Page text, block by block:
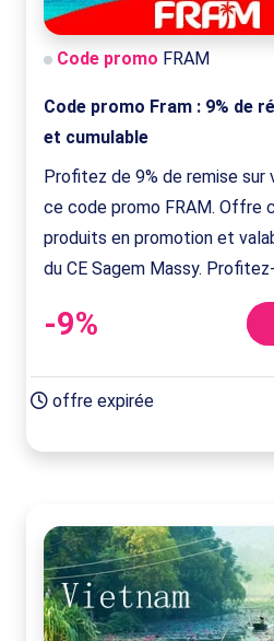
Code promo FRAM
Code promo Fram : 9% de
et cumulable
Profitez de 9% de remise sur
ce code promo FRAM. Offre
produits en promotion et
du CE Sagem Massy.
-9%
offre expirée